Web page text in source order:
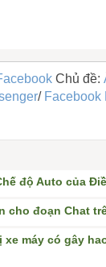
Chủ đề:
/ Facebook
độ Auto của
cho đoạn Chat
máy có gây